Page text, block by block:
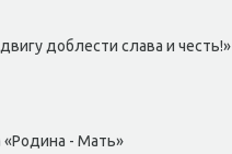
дοблести слава и честь!»
- Мать»